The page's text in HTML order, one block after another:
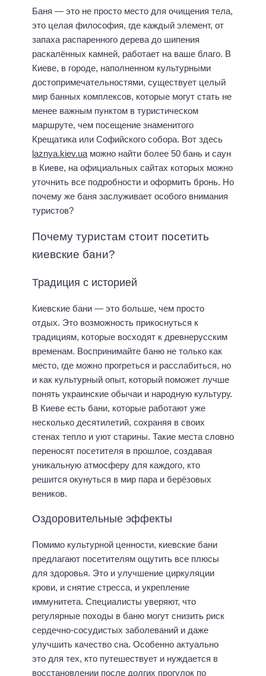
Баня — это не просто место для очищения тела,
это целая философия, где каждый элемент, от
запаха распаренного дерева до шипения
раскалённых камней, работает на ваше благо. В
Киеве, в городе, наполненном культурными
достопримечательностями, существует целый
мир банных комплексов, которые могут стать не
менее важным пунктом в туристическом
маршруте, чем посещение знаменитого
Крещатика или Софийского собора. Вот здесь
laznya.kiev.ua можно найти более 50 бань и саун
в Киеве, на официальных сайтах которых можно
уточнить все подробности и оформить бронь. Но
почему же баня заслуживает особого внимания
туристов?
Почему туристам стоит посетить
киевские бани?
Традиция с историей
Киевские бани — это больше, чем просто
отдых. Это возможность прикоснуться к
традициям, которые восходят к древнерусским
временам. Воспринимайте баню не только как
место, где можно прогреться и расслабиться, но
и как культурный опыт, который поможет лучше
понять украинские обычаи и народную культуру.
В Киеве есть бани, которые работают уже
несколько десятилетий, сохраняя в своих
стенах тепло и уют старины. Такие места словно
переносят посетителя в прошлое, создавая
уникальную атмосферу для каждого, кто
решится окунуться в мир пара и берёзовых
веников.
Оздоровительные эффекты
Помимо культурной ценности, киевские бани
предлагают посетителям ощутить все плюсы
для здоровья. Это и улучшение циркуляции
крови, и снятие стресса, и укрепление
иммунитета. Специалисты уверяют, что
регулярные походы в баню могут снизить риск
сердечно-сосудистых заболеваний и даже
улучшить качество сна. Особенно актуально
это для тех, кто путешествует и нуждается в
восстановлении после долгих прогулок по